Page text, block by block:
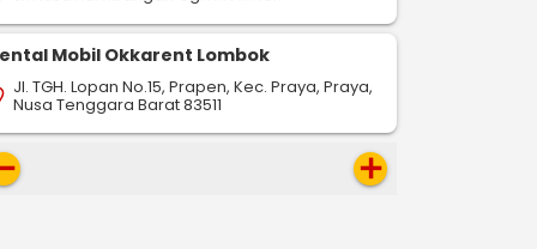
Mobil Okkarent Lombok
Jl. TGH. Lopan No.15, Prapen, Kec. Praya, Praya,
Nusa Tenggara Barat 83511
add